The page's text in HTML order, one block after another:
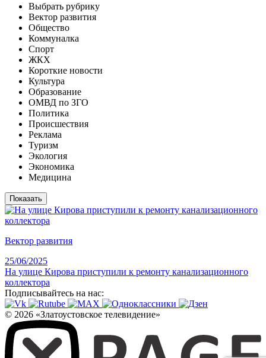
Выбрать рубрику
Вектор развития
Общество
Коммуналка
Спорт
ЖКХ
Короткие новости
Культура
Образование
ОМВД по ЗГО
Политика
Происшествия
Реклама
Туризм
Экология
Экономика
Медицина
Вектор развития
25/06/2025
На улице Кирова приступили к ремонту канализационного
коллектора
Подписывайтесь на нас:
© 2026 «Златоустовское телевидение»